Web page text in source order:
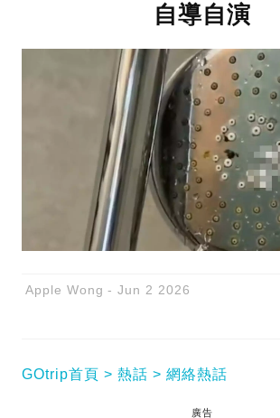
自導自演
Apple Wong Jun 2 2026
GOtrip首頁 熱話 網絡熱話
廣告